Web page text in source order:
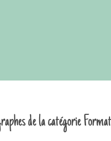
de la catégorie